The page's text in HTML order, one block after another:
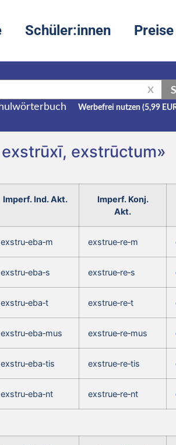
Schüler:innen Preise
X
Werbefrei nutzen (5,99
exstrūctum»
Imperf. Ind. Akt.
Imperf. Konj.
Akt.
exstru‑eba‑m exstrue‑re‑m
exstru‑eba‑s exstrue‑re‑s
exstru‑eba‑t exstrue‑re‑t
exstru‑eba‑mus exstrue‑re‑mus
exstru‑eba‑tis exstrue‑re‑tis
exstru‑eba‑nt exstrue‑re‑nt